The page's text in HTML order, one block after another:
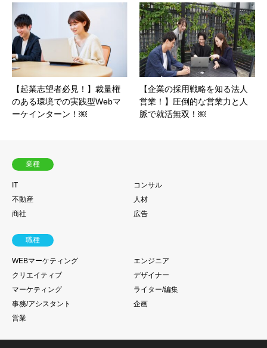
【起業志望者必見！】裁量権
のある環境での実践型Webマ
ーケインターン！￼
【企業の採用戦略を知る法人
営業！】圧倒的な営業力と人
脈で就活無双！￼
業種
IT
コンサル
不動産
人材
商社
広告
職種
WEBマーケティング
エンジニア
クリエイティブ
デザイナー
マーケティング
ライター/編集
事務/アシスタント
企画
営業